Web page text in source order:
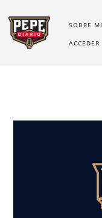
SOBRE MI
ACCEDER